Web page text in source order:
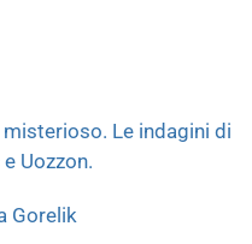
Le indagini di
Uozzon.
Gorelik